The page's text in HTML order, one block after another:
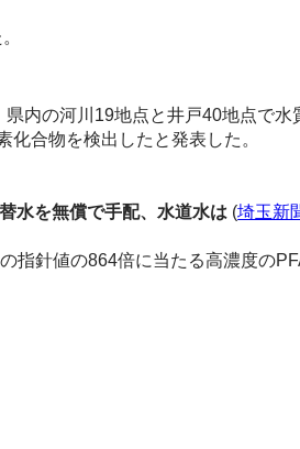
内の河川19地点と井戸40地点で水
合物を検出したと発表した。
を無償で手配、水道水は (埼玉新
指針値の864倍に当たる高濃度の